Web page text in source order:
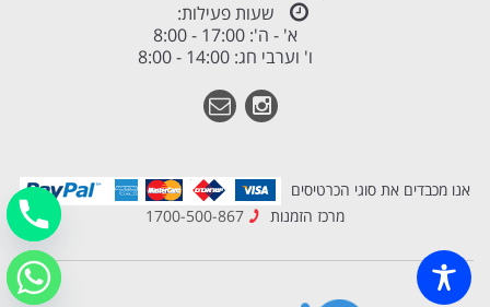
שעות פעילות:
א' - ה': 17:00 - 8:00
ו' וערבי חג: 14:00 - 8:00
אנו מכבדים את סוגי הכרטיסים
מרכז הזמנות